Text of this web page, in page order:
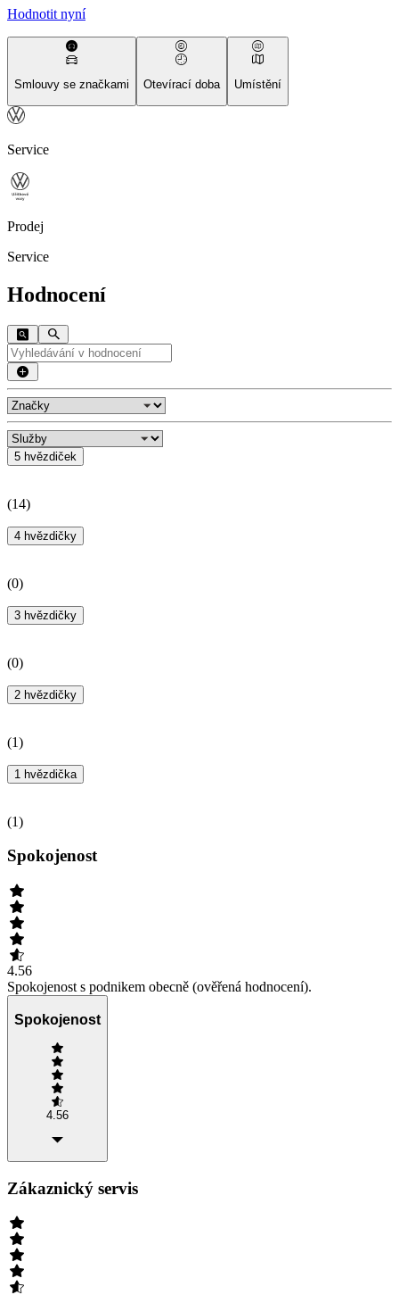
Hodnotit nyní
Smlouvy se značkami Otevírací doba Umístění
Service
Prodej
Service
Hodnocení
5 hvězdiček
(14)
4 hvězdičky
(0)
3 hvězdičky
(0)
2 hvězdičky
(1)
1 hvězdička
(1)
Spokojenost
4.56
Spokojenost s podnikem obecně (ověřená hodnocení).
Spokojenost
4.56
Zákaznický servis